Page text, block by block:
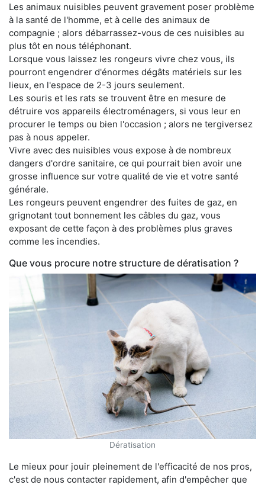
Les animaux nuisibles peuvent gravement poser problème
à la santé de l'homme, et à celle des animaux de
compagnie ; alors débarrassez-vous de ces nuisibles au
plus tôt en nous téléphonant.
Lorsque vous laissez les rongeurs vivre chez vous, ils
pourront engendrer d'énormes dégâts matériels sur les
lieux, en l'espace de 2-3 jours seulement.
Les souris et les rats se trouvent être en mesure de
détruire vos appareils électroménagers, si vous leur en
procurer le temps ou bien l'occasion ; alors ne tergiversez
pas à nous appeler.
Vivre avec des nuisibles vous expose à de nombreux
dangers d'ordre sanitaire, ce qui pourrait bien avoir une
grosse influence sur votre qualité de vie et votre santé
générale.
Les rongeurs peuvent engendrer des fuites de gaz, en
grignotant tout bonnement les câbles du gaz, vous
exposant de cette façon à des problèmes plus graves
comme les incendies.
Que vous procure notre structure de dératisation ?
Dératisation
Le mieux pour jouir pleinement de l'efficacité de nos pros,
c'est de nous contacter rapidement, afin d'empêcher que